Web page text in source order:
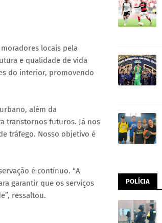
locais pela
e qualidade de vida
do interior, promovendo
além da
transtornos futuros. Já nos
tráfego. Nosso objetivo é
é contínuo. “A
garantir que os serviços
ressaltou.
POLÍCIA